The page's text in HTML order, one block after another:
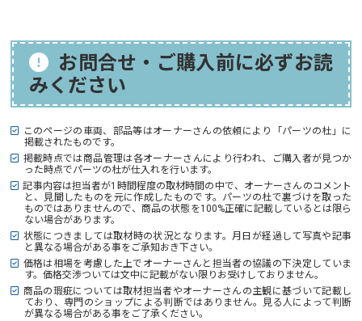
お問合せ・ご購入前に必ずお読
みください
このページの車両、部品等はオーナーさんの依頼により「パーツの杜」に
掲載されたものです。
掲載時点では商品管理は各オーナーさんにより行われ、ご購入者が見つか
った時点でパーツの杜が仕入れを行います。
記事内容は担当者が1時間程度の取材時間の中で、オーナーさんのコメント
と、見聞したものを元に作成したものです。パーツの杜で裏づけを取った
ものではありませんので、商品の状態を100%正確に記載しているとは限ら
ない場合があります。
状態につきましては取材時の状況となります。月日が経過して写真や記事
と異なる場合がある事をご承知おき下さい。
価格は相場を考慮した上でオーナーさんと担当者の協議の下決定していま
す。価格交渉ついては文中に記載がない限りお受けしておりません。
商品の瑕疵については取材担当者やオーナーさんの主観に基づいて記載し
ており、専門のショップによる判断ではありません。見る人によって判断
が異なる場合がある事をご了承ください。